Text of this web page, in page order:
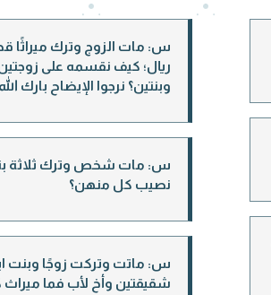
س: مات الزوج وترك ميراثًا
ريال؛ كيف نقسمه على زوجتين
وبنتين؟ نرجوا الإيضاح بارك
س: مات شخص وترك ثلاثة
نصيب كل منهن؟
س: ماتت وتركت زوجًا وبنت
شقيقتين وأخ لأب فما ميراث